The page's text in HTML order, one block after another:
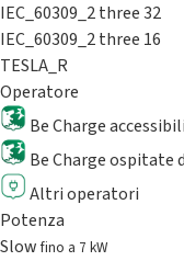
IEC_60309_2 three 32
IEC_60309_2 three 16
TESLA_R
Operatore
Be Charge
Be Charge ospitate
Altri operatori
Potenza
Slowfino a 7 kW